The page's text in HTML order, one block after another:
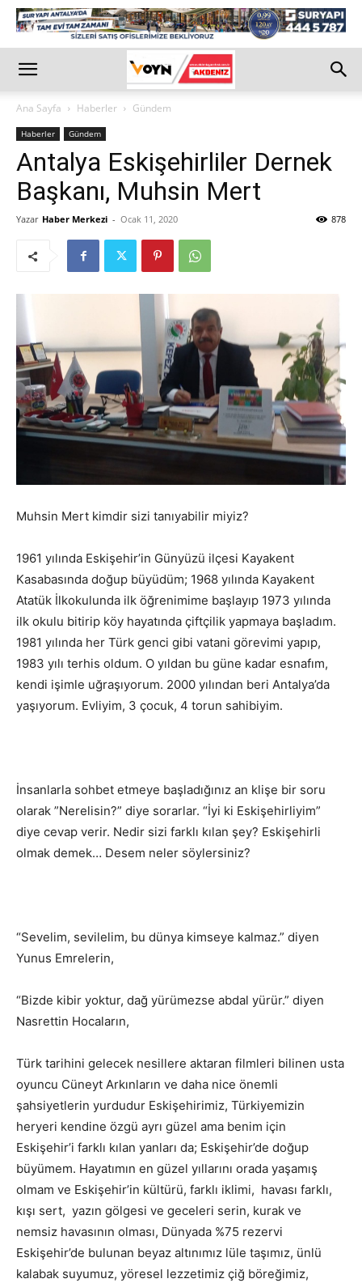
Ana Sayfa Haberler Gündem
Haberler Gündem
Antalya Eskişehirliler Dernek
Başkanı, Muhsin Mert
Yazar Haber Merkezi - Ocak 11, 2020 878
Muhsin Mert kimdir sizi tanıyabilir miyiz?
1961 yılında Eskişehir’in Günyüzü ilçesi Kayakent
Kasabasında doğup büyüdüm; 1968 yılında Kayakent
Atatük İlkokulunda ilk öğrenimime başlayıp 1973 yılında
ilk okulu bitirip köy hayatında çiftçilik yapmaya başladım.
1981 yılında her Türk genci gibi vatani görevimi yapıp,
1983 yılı terhis oldum. O yıldan bu güne kadar esnafım,
kendi işimle uğraşıyorum. 2000 yılından beri Antalya’da
yaşıyorum. Evliyim, 3 çocuk, 4 torun sahibiyim.
İnsanlarla sohbet etmeye başladığınız an klişe bir soru
olarak ”Nerelisin?” diye sorarlar. “İyi ki Eskişehirliyim”
diye cevap verir. Nedir sizi farklı kılan şey? Eskişehirli
olmak demek… Desem neler söylersiniz?
“Sevelim, sevilelim, bu dünya kimseye kalmaz.” diyen
Yunus Emrelerin,
“Bizde kibir yoktur, dağ yürümezse abdal yürür.” diyen
Nasrettin Hocaların,
Türk tarihini gelecek nesillere aktaran filmleri bilinen usta
oyuncu Cüneyt Arkınların ve daha nice önemli
şahsiyetlerin yurdudur Eskişehirimiz, Türkiyemizin
heryeri kendine özgü ayrı güzel ama benim için
Eskişehir’i farklı kılan yanları da; Eskişehir’de doğup
büyümem. Hayatımın en güzel yıllarını orada yaşamış
olmam ve Eskişehir’in kültürü, farklı iklimi, havası farklı,
kışı sert, yazın gölgesi ve geceleri serin, kurak ve
nemsiz havasının olması, Dünyada %75 rezervi
Eskişehir’de bulunan beyaz altınımız lüle taşımız, ünlü
kalabak suyumuz, yöresel lezzetimiz çiğ böreğimiz,